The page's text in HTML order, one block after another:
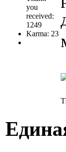
you
received:
1249
Karma: 23